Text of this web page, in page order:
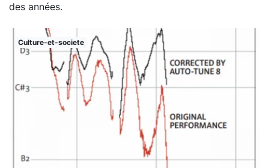
des années.
Culture-et-societe